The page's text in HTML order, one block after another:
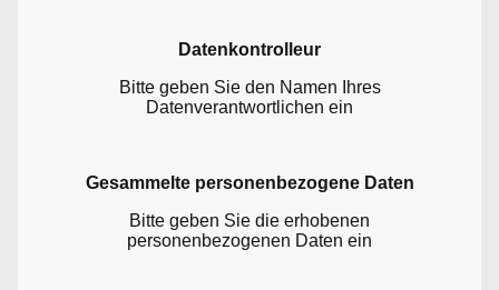
Datenkontrolleur
Bitte geben Sie den Namen Ihres
Datenverantwortlichen ein
Gesammelte personenbezogene Daten
Bitte geben Sie die erhobenen
personenbezogenen Daten ein